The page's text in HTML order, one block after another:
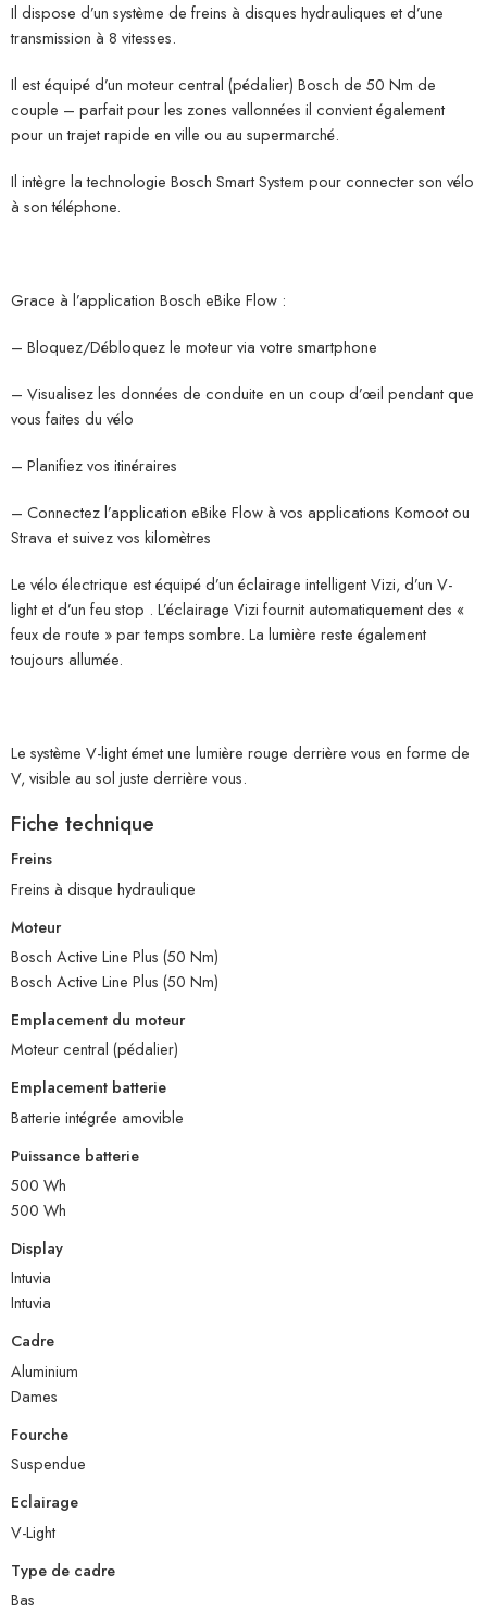
Il dispose d’un système de freins à disques hydrauliques et d’une
transmission à 8 vitesses.
Il est équipé d’un moteur central (pédalier) Bosch de 50 Nm de
couple – parfait pour les zones vallonnées il convient également
pour un trajet rapide en ville ou au supermarché.
Il intègre la technologie Bosch Smart System pour connecter son vélo
à son téléphone.
Grace à l’application Bosch eBike Flow :
– Bloquez/Débloquez le moteur via votre smartphone
– Visualisez les données de conduite en un coup d’œil pendant que
vous faites du vélo
– Planifiez vos itinéraires
– Connectez l’application eBike Flow à vos applications Komoot ou
Strava et suivez vos kilomètres
Le vélo électrique est équipé d’un éclairage intelligent Vizi, d’un V-
light et d’un feu stop . L’éclairage Vizi fournit automatiquement des «
feux de route » par temps sombre. La lumière reste également
toujours allumée.
Le système V-light émet une lumière rouge derrière vous en forme de
V, visible au sol juste derrière vous.
Fiche technique
Freins
Freins à disque hydraulique
Moteur
Bosch Active Line Plus (50 Nm)
Bosch Active Line Plus (50 Nm)
Emplacement du moteur
Moteur central (pédalier)
Emplacement batterie
Batterie intégrée amovible
Puissance batterie
500 Wh
500 Wh
Display
Intuvia
Intuvia
Cadre
Aluminium
Dames
Fourche
Suspendue
Eclairage
V-Light
Type de cadre
Bas